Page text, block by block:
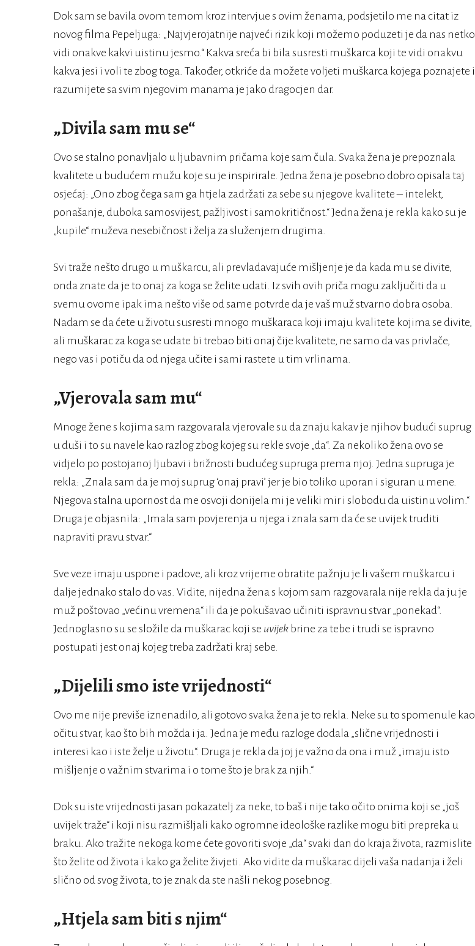
Dok sam se bavila ovom temom kroz intervjue s ovim ženama, podsjetilo me na citat iz
novog filma Pepeljuga: „Najvjerojatnije najveći rizik koji možemo poduzeti je da nas netko
vidi onakve kakvi uistinu jesmo.“ Kakva sreća bi bila susresti muškarca koji te vidi onakvu
kakva jesi i voli te zbog toga. Također, otkriće da možete voljeti muškarca kojega poznajete i
razumijete sa svim njegovim manama je jako dragocjen dar.
„Divila sam mu se“
Ovo se stalno ponavljalo u ljubavnim pričama koje sam čula. Svaka žena je prepoznala
kvalitete u budućem mužu koje su je inspirirale. Jedna žena je posebno dobro opisala taj
osjećaj: „Ono zbog čega sam ga htjela zadržati za sebe su njegove kvalitete – intelekt,
ponašanje, duboka samosvijest, pažljivost i samokritičnost.“ Jedna žena je rekla kako su je
„kupile“ muževa nesebičnost i želja za služenjem drugima.
Svi traže nešto drugo u muškarcu, ali prevladavajuće mišljenje je da kada mu se divite,
onda znate da je to onaj za koga se želite udati. Iz svih ovih priča mogu zaključiti da u
svemu ovome ipak ima nešto više od same potvrde da je vaš muž stvarno dobra osoba.
Nadam se da ćete u životu susresti mnogo muškaraca koji imaju kvalitete kojima se divite,
ali muškarac za koga se udate bi trebao biti onaj čije kvalitete, ne samo da vas privlače,
nego vas i potiču da od njega učite i sami rastete u tim vrlinama.
„Vjerovala sam mu“
Mnoge žene s kojima sam razgovarala vjerovale su da znaju kakav je njihov budući suprug
u duši i to su navele kao razlog zbog kojeg su rekle svoje „da“. Za nekoliko žena ovo se
vidjelo po postojanoj ljubavi i brižnosti budućeg supruga prema njoj. Jedna supruga je
rekla: „Znala sam da je moj suprug ‘onaj pravi’ jer je bio toliko uporan i siguran u mene.
Njegova stalna upornost da me osvoji donijela mi je veliki mir i slobodu da uistinu volim.“
Druga je objasnila: „Imala sam povjerenja u njega i znala sam da će se uvijek truditi
napraviti pravu stvar.“
Sve veze imaju uspone i padove, ali kroz vrijeme obratite pažnju je li vašem muškarcu i
dalje jednako stalo do vas. Vidite, nijedna žena s kojom sam razgovarala nije rekla da ju je
muž poštovao „većinu vremena“ ili da je pokušavao učiniti ispravnu stvar „ponekad“.
Jednoglasno su se složile da muškarac koji se uvijek brine za tebe i trudi se ispravno
postupati jest onaj kojeg treba zadržati kraj sebe.
„Dijelili smo iste vrijednosti“
Ovo me nije previše iznenadilo, ali gotovo svaka žena je to rekla. Neke su to spomenule kao
očitu stvar, kao što bih možda i ja. Jedna je među razloge dodala „slične vrijednosti i
interesi kao i iste želje u životu“. Druga je rekla da joj je važno da ona i muž „imaju isto
mišljenje o važnim stvarima i o tome što je brak za njih.“
Dok su iste vrijednosti jasan pokazatelj za neke, to baš i nije tako očito onima koji se „još
uvijek traže“ i koji nisu razmišljali kako ogromne ideološke razlike mogu biti prepreka u
braku. Ako tražite nekoga kome ćete govoriti svoje „da“ svaki dan do kraja života, razmislite
što želite od života i kako ga želite živjeti. Ako vidite da muškarac dijeli vaša nadanja i želi
slično od svog života, to je znak da ste našli nekog posebnog.
„Htjela sam biti s njim“